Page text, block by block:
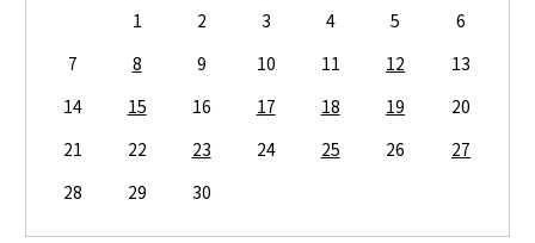
1 2 3 4 5
6
7
8 9 10 11 12
13
14
15 16 17 18 19
20
21
22 23 24 25 26
27
28
29 30